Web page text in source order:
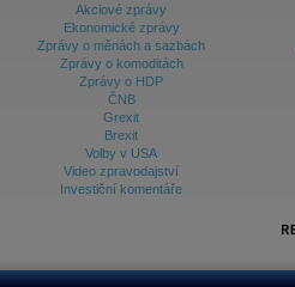
Akciové zprávy
Ekonomické zprávy
Zprávy o měnách a sazbách
Zprávy o komoditách
Zprávy o HDP
ČNB
Grexit
Brexit
Volby v USA
Video zpravodajství
Investiční komentáře